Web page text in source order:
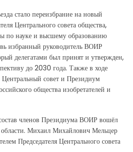
стало переизбрание на новый
Центрального совета общества,
по науке и высшему образованию
избранный руководитель ВОИР
делегатами был принят и утвержден,
до 2030 года. Также в ходе
совет и Президиум
общества изобретателей и
членов Президиума ВОИР вошёл
области. Михаил Михайлович Мельцер
Председателя Центрального совета